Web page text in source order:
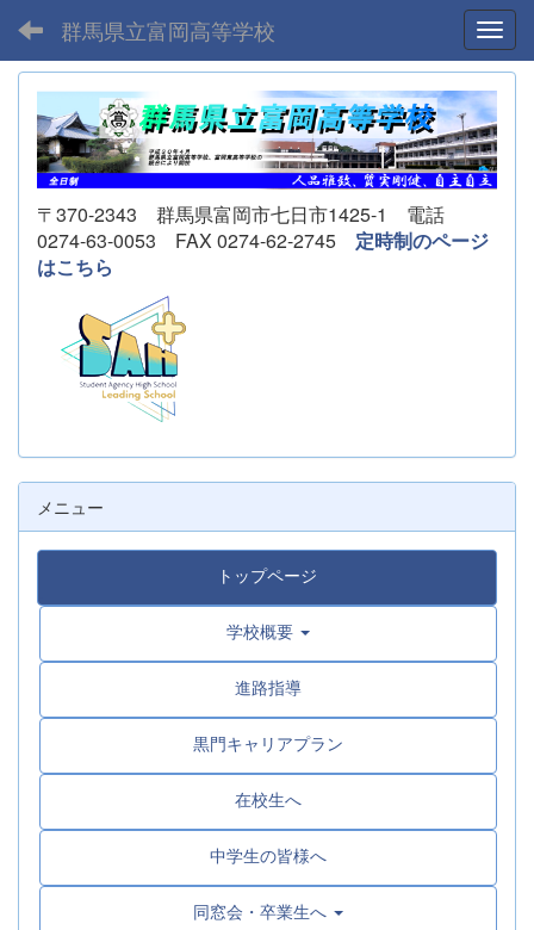
群馬県立富岡高等学校
〒370-2343 群馬県富岡市七日市1425-1 電話
0274-63-0053 FAX 0274-62-2745 定時制のページ
はこちら
メニュー
トップページ
学校概要
進路指導
黒門キャリアプラン
在校生へ
中学生の皆様へ
同窓会・卒業生へ